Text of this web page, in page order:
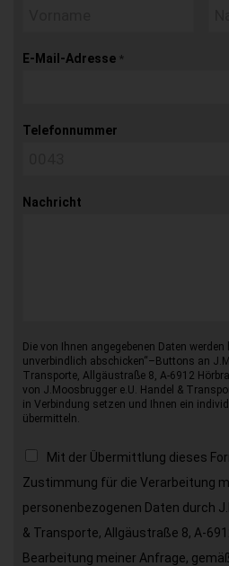
E-Mail-Adresse *
Telefonnummer
Nachricht
Die von Ihnen angegebenen Daten
unverbindlich abschicken“–Buttons an
Transporte, Allgäustraße 8, A-6912
von J.Moosbrugger e.U. Handel &
in Verbindung setzen und Ihnen ein
übermitteln.
Mit der Übermittlung dieses
Zustimmung für die Verarbeitung
personenbezogenen Daten durch
& Transporte, Allgäustraße 8, A-
Bearbeitung meiner Anfrage,